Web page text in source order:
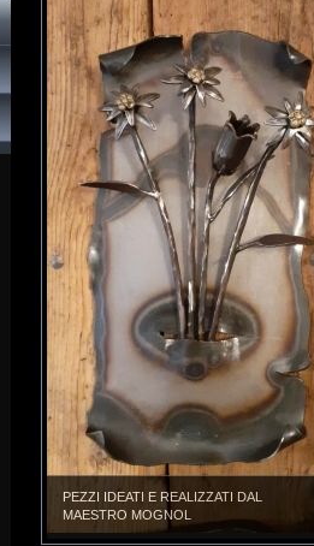
PEZZI IDEATI E REALIZZATI DAL
MAESTRO MOGNOL